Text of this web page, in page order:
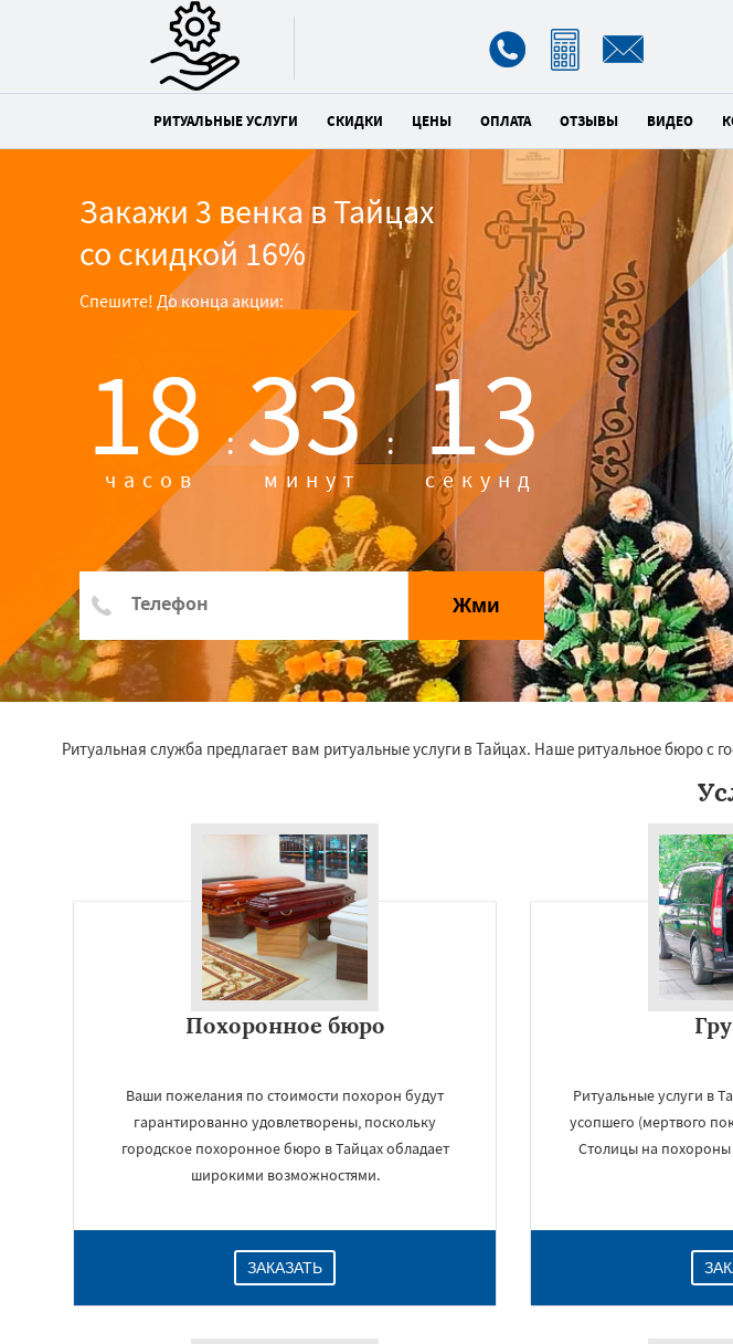
РИТУАЛЬНЫЕ УСЛУГИ СКИДКИ ЦЕНЫ ОПЛАТА ОТЗЫВЫ ВИДЕО
Закажи 3 венка в Тайцах
со скидкой 16%
Спешите! До конца акции:
18 :
часов 33 :
минут 12
секунд
Жми
Ритуальная служба предлагает вам ритуальные услуги в Тайцах. Наше ритуальное бюро с
Похоронное бюро
Ваши пожелания по стоимости похорон будут
гарантированно удовлетворены, поскольку
городское похоронное бюро в Тайцах обладает
широкими возможностями.
ЗАКАЗАТЬ
Ритуальные услуги в
усопшего (мертвого
Столицы на